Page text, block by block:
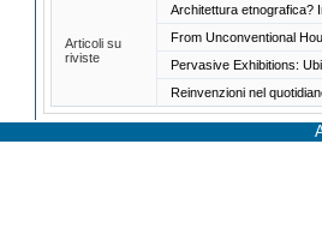
Articoli su
riviste
Architettura etnografica?
From Unconventional
Pervasive Exhibitions:
Reinvenzioni nel